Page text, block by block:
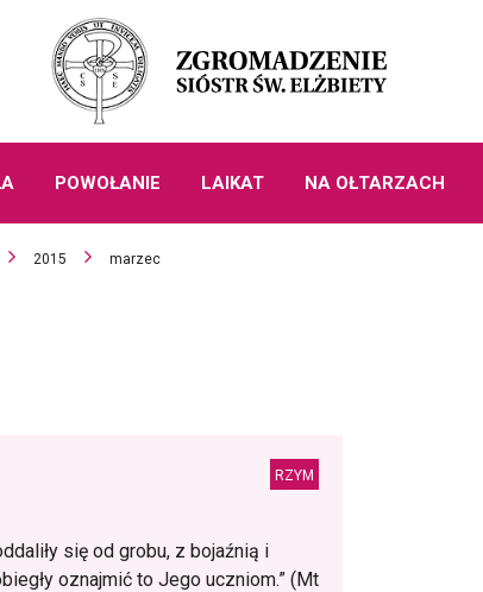
POWOŁANIE LAIKAT NA OŁTARZACH
2015 marzec
RZYM
się od grobu, z bojaźnią i
oznajmić to Jego uczniom.” (Mt